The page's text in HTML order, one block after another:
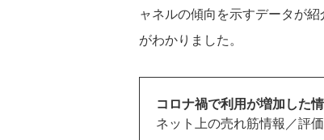
ャネルの傾向を示すデータが
がわかりました。
コロナ禍で利用が増加した
ネット上の売れ筋情報／評